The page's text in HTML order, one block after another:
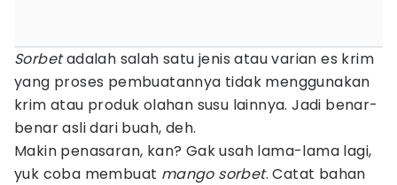
Sorbetadalah salah satu jenis atau varian es krim
yang proses pembuatannya tidak menggunakan
krim atau produk olahan susu lainnya. Jadi benar-
benar asli dari buah, deh.
Makin penasaran, kan? Gak usah lama-lama lagi,
yuk coba membuat mango sorbet. Catat bahan